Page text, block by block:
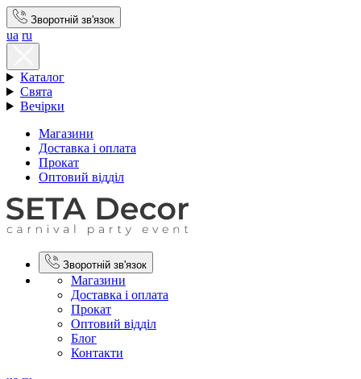
Зворотній зв'язок
ua ru
Каталог
Свята
Вечірки
Магазини
Доставка і оплата
Прокат
Оптовий відділ
Зворотній зв'язок
Магазини
Доставка і оплата
Прокат
Оптовий відділ
Блог
Контакти